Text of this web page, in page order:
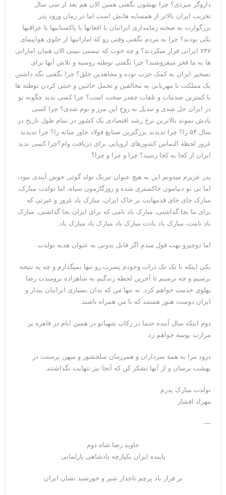
داروگر میزدی؟ چرا بهشون نگفتی همین الان هم بعد از سی سال
تخریب ایران بالاتر از همسایه هایش است اما در زمان ورود پدر
بزرگوارت به صحنه زمامداری ایرانیان با افغانها یا پاکستانیها یا عراقیها
یکی بودند؟ چرا به مردم نگفتی وقتی رو که اماراتیها از جلوی هواپیمای
۷۴۷ ایرانی فرار میکردند؟ و چه خوب که نیستی ببینی الان همان اماراتی
ها به ما فخر میفروشند؟ چرا نگفتی توطئه روسیه و تلاش آنها برای
تسخیر ایران به کمک حزب توده و مجاهدین خلق؟ چرا نگفتی نگه داشتن
یک مملکت با مهربانی به مخالفین و تحمل خائنین و خنثی کردن توطئه ها
با کمترین صدمات و تلفات چقدر سخت است؟ چرا کسی ندید چگونه تو
در ایران حل شدی و تبدیل به روح این مرز و بوم شدی؟ چرا کسی
یادش نموند بالاترین نرخ رشد اقتصادی یک کشور در تمام طول تاریخ در
سال ۵۴ را؟ چرا ندیدند بزرگترین صنایع فولاد خاور میانه را؟ چرا ندیدند
غرور لحظه التماس کشورهای اروپایی برای دریافت وام؟چرا کسی ندید
ایران از کجا به کجا رسید؟ چرا و چرا و چرا؟
پدر عزیزم میدونم این به هیچ عنوان تبریک تولد گوئی خوش آیندی نبود،
اما بی تو دنیامون خاکستری شده و روزگارمون سیاه، اما تولدت مبارک،
مبارک جای جای قدمهایت بر خاک ایران، مبارک باد غرور و غیرتی که
برای ما بجا گذاشتی، مبارک باد نامی که برای ایران بجا گذاشتی، مبارک
باد نامت، مبارک باد یادت مبارک باد مبارک باد مبارک باد.
اما دوچیزو بهت قول میدم اگر قابل بدونی به عنوان هدیه تولدت
یکی اینکه با تک تک ذرات وجودم پسرت رو تنها نمیگذارم و چه به نتیجه
برسیم و چه نرسیم تا آخرین لحظه زندگیم به شاهزاده برومندت رضا
پهلوی خدمت خواهم کرد. نه تنها من که بدان بسیاری ایرانیان بیدار و
ایران دوست هنوز هستند که با من همراه باشند.
دوم اینکه سال آینده حتما در رکاب شهبانو در همین ایام در قاهره بر
مزارت بوسه خواهم زد.
درود مرا به همه سرداران و همرزمان سلحشور و میهن پرستت در
بهشت برسان و از آنها تشکر کن که آنجا نیز تنهایت نگذاشتند
تولدت مبارک پدرم
مهراد افشار
—
جاوید رضا شاه دوم
پاینده ایران یکپارچه پادشاهی پارلمانی
بر فراز باد پرچم تاجدار شیر و خورشید نشان ایران